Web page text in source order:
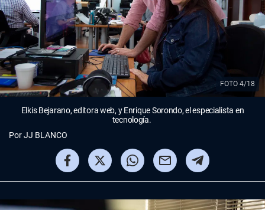
FOTO 4/18
PorJJ BLANCO
Elkis Bejarano, editora web, y Enrique Sorondo, el especialista en
tecnología.